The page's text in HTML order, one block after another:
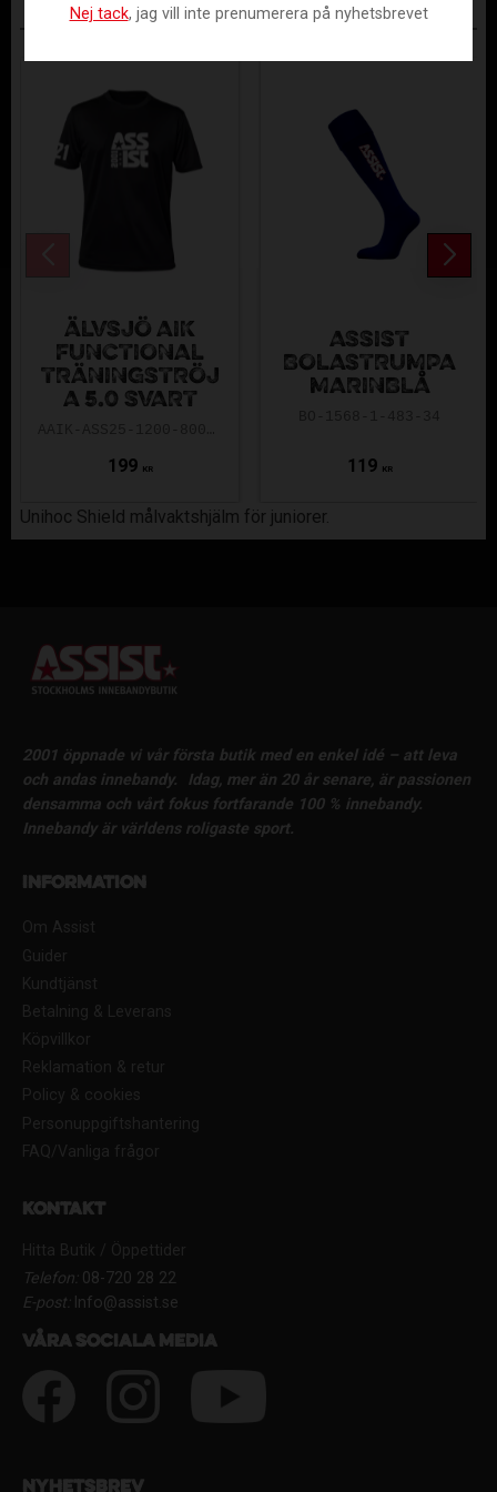
ANDRA KÖPTE ÄVEN
ÄLVSJÖ AIK
FUNCTIONAL
TRÄNINGSTRÖJ
A 5.0 SVART
199 KR
ASSIST
BOLASTRUMPA
MARINBLÅ
119 KR
Unihoc Shield målvaktshjälm för juniorer.
2001 öppnade vi vår första butik med en enkel idé – att leva
och andas innebandy.
Idag, mer än 20 år senare, är passionen
densamma och vårt fokus fortfarande 100 % innebandy.
Innebandy är världens roligaste sport.
Information
Om Assist
Guider
Kundtjänst
Betalning & Leverans
Köpvillkor
Reklamation & retur
Policy & cookies
Personuppgiftshantering
FAQ/Vanliga frågor
Kontakt
Hitta Butik / Öppettider
Telefon:08-720 28 22
E-post:Info@assist.se
Våra sociala media
Nyhetsbrev
Nej tack, jag vill inte prenumerera på nyhetsbrevet